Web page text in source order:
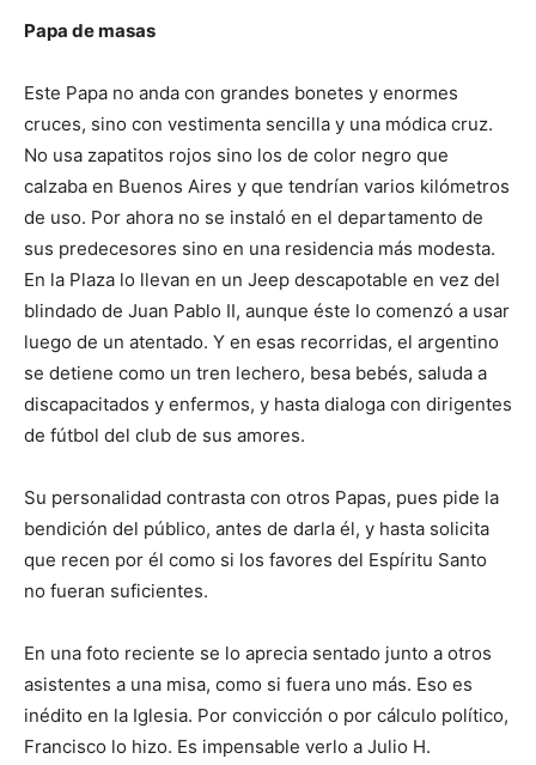
Papa de masas
Este Papa no anda con grandes bonetes y enormes
cruces, sino con vestimenta sencilla y una módica cruz.
No usa zapatitos rojos sino los de color negro que
calzaba en Buenos Aires y que tendrían varios kilómetros
de uso. Por ahora no se instaló en el departamento de
sus predecesores sino en una residencia más modesta.
En la Plaza lo llevan en un Jeep descapotable en vez del
blindado de Juan Pablo II, aunque éste lo comenzó a usar
luego de un atentado. Y en esas recorridas, el argentino
se detiene como un tren lechero, besa bebés, saluda a
discapacitados y enfermos, y hasta dialoga con dirigentes
de fútbol del club de sus amores.
Su personalidad contrasta con otros Papas, pues pide la
bendición del público, antes de darla él, y hasta solicita
que recen por él como si los favores del Espíritu Santo
no fueran suficientes.
En una foto reciente se lo aprecia sentado junto a otros
asistentes a una misa, como si fuera uno más. Eso es
inédito en la Iglesia. Por convicción o por cálculo político,
Francisco lo hizo. Es impensable verlo a Julio H.